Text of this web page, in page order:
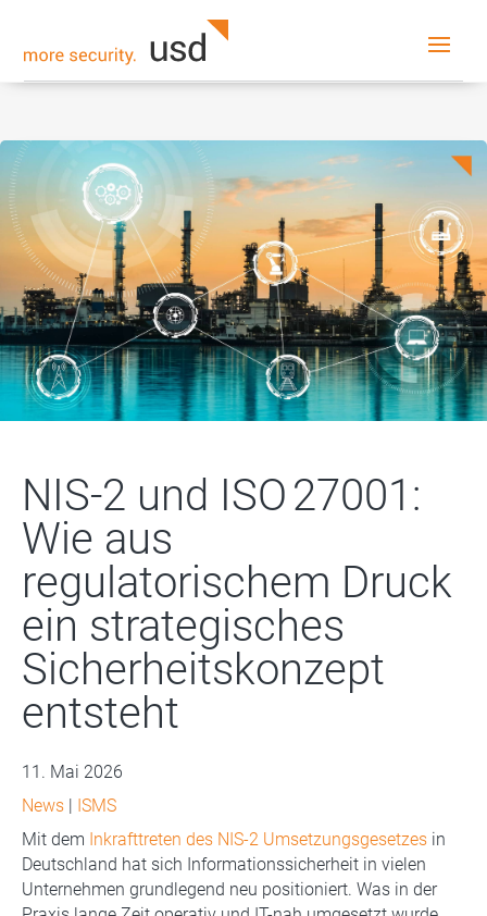
NIS-2 und ISO 27001:
Wie aus
regulatorischem Druck
ein strategisches
Sicherheitskonzept
entsteht
11. Mai 2026
News | ISMS
Mit dem Inkrafttreten des NIS-2 Umsetzungsgesetzes in
Deutschland hat sich Informationssicherheit in vielen
Unternehmen grundlegend neu positioniert. Was in der